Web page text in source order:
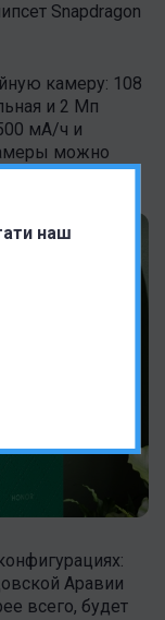
наш
Snapdragon
камеру: 108
и 2 Мп
мА/ч и
можно
точно нет.
Аравии
всего, будет